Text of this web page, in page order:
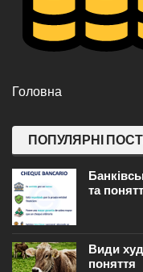
Головна
ПОПУЛЯРНІ
та
Види
поняття